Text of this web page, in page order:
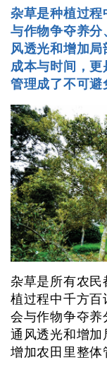
杂草是种植过程
与作物争夺养分
风透光和增加
成本与时间，
管理成了不可避
杂草是所有农民
植过程中千方
会与作物争夺养
通风透光和增
增加农田里整体